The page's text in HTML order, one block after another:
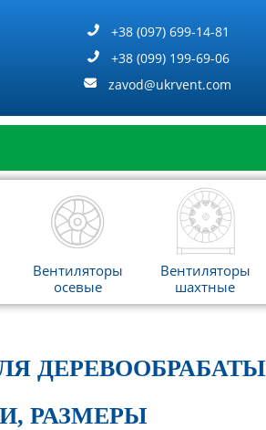
+38 (097) 699-14-81
+38 (099) 199-69-06
zavod@ukrvent.com
Вентиляторы
осевые
Вентиляторы
шахтные
РАЗМЕРЫ